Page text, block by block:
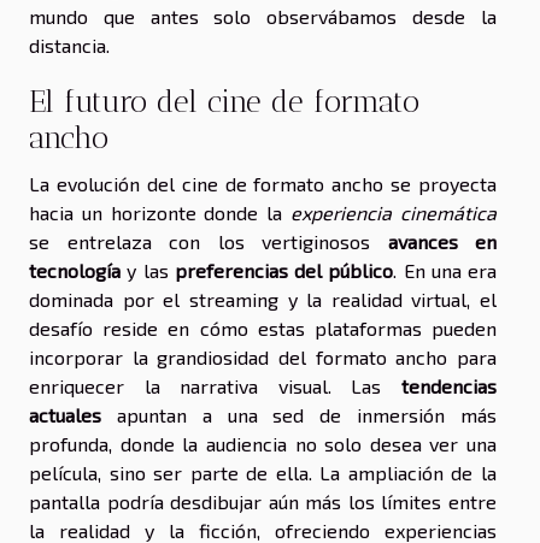
mundo que antes solo observábamos desde la
distancia.
El futuro del cine de formato
ancho
La evolución del cine de formato ancho se proyecta
hacia un horizonte donde la experiencia cinemática
se entrelaza con los vertiginosos avances en
tecnología y las preferencias del público . En una era
dominada por el streaming y la realidad virtual, el
desafío reside en cómo estas plataformas pueden
incorporar la grandiosidad del formato ancho para
enriquecer la narrativa visual. Las tendencias
actuales apuntan a una sed de inmersión más
profunda, donde la audiencia no solo desea ver una
película, sino ser parte de ella. La ampliación de la
pantalla podría desdibujar aún más los límites entre
la realidad y la ficción, ofreciendo experiencias